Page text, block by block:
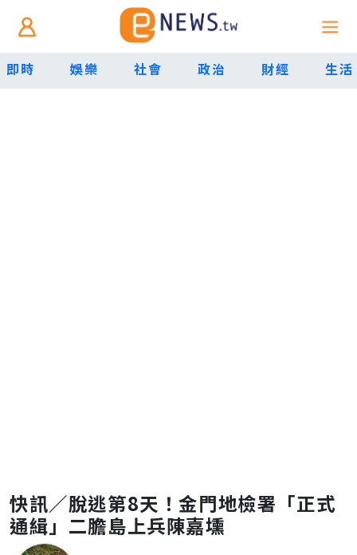
即時 娛樂 社會 政治 財經 生活
快訊／脫逃第8天！金門地檢署「正式
通緝」二膽島上兵陳嘉壎